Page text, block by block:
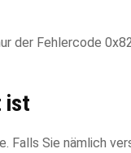
der Fehlercode
ist
Sie nämlich